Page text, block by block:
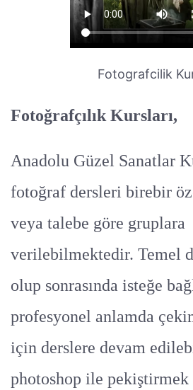
Fotografcilik
Fotoğrafçılık Kursları,
Anadolu Güzel Sanatlar
fotoğraf dersleri birebir
veya talebe göre gruplara
verilebilmektedir. Temel
olup sonrasında isteğe
profesyonel anlamda
için derslere devam
photoshop ile pekiştirmek